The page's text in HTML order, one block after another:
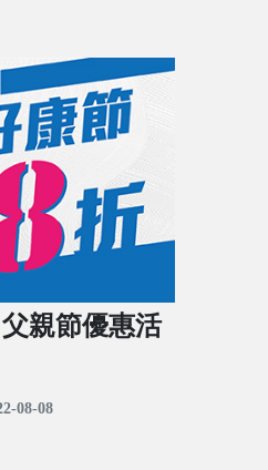
父親節優惠活
08-08